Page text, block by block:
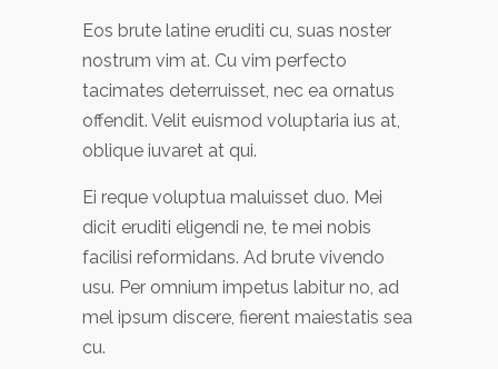
Eos brute latine eruditi cu, suas noster
nostrum vim at. Cu vim perfecto
tacimates deterruisset, nec ea ornatus
offendit. Velit euismod voluptaria ius at,
oblique iuvaret at qui.
Ei reque voluptua maluisset duo. Mei
dicit eruditi eligendi ne, te mei nobis
facilisi reformidans. Ad brute vivendo
usu. Per omnium impetus labitur no, ad
mel ipsum discere, fierent maiestatis sea
cu.